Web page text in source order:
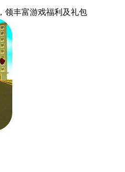
，领丰富游戏福利 及礼包